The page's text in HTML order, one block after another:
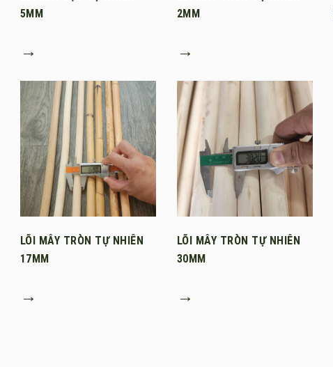
5MM
→
2MM
→
LÕI MÂY TRÒN TỰ NHIÊN
17MM
→
LÕI MÂY TRÒN TỰ NHIÊN
30MM
→